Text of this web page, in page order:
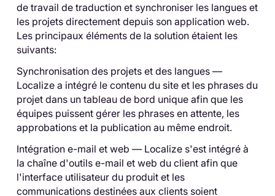
de travail de traduction et synchroniser les langues et
les projets directement depuis son application web.
Les principaux éléments de la solution étaient les
suivants:
Synchronisation des projets et des langues —
Localize a intégré le contenu du site et les phrases du
projet dans un tableau de bord unique afin que les
équipes puissent gérer les phrases en attente, les
approbations et la publication au même endroit.
Intégration e-mail et web — Localize s'est intégré à
la chaîne d'outils e-mail et web du client afin que
l'interface utilisateur du produit et les
communications destinées aux clients soient